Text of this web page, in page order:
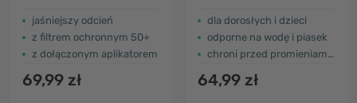
jaśniejszy odcień
z filtrem ochronnym 50+
z dołączonym aplikatorem
69,99 zł
dla dorosłych i dzieci
odporne na wodę i piasek
chroni przed promieniami UV-A i UV-B
64,99 zł